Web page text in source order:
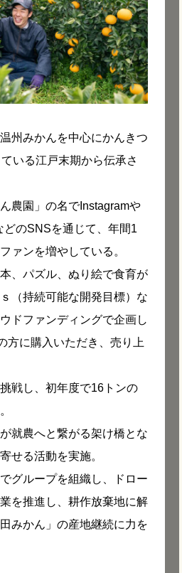
州みかんを中心にかんきつ
いる江戸末期から伝承さ
農園」の名でInstagramや
どのSNSを通じて、年間1
ァンを増やしている。
、パズル、ぬり絵で食育が
（持続可能な開発目標）な
ドファンディングで企画し
方に購入いただき、売り上
戦し、初年度で16トンの
就農へと繋がる架け橋とな
せる活動を実施。
グループを組織し、ドロー
を推進し、耕作放棄地に解
みかん」の産地継続に力を